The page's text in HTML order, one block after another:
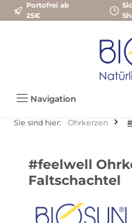
Zum Hauptinhalt springen
Portofrei ab
25€
Navigation
Sie sind hier: Ohrkerzen
#feelwell
Faltschachtel